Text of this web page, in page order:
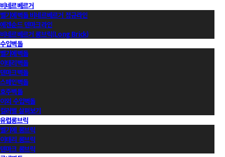
비네르베르거
벨기에벽돌 비네르베르거 정규라인
에겐순드 덴마크라인
비네르베르거 롱브릭(Long Brick)
수입벽돌
벨기에벽돌
이태리벽돌
덴마크벽돌
스페인벽돌
호주벽돌
이외 수입벽돌
컬러별 살펴보기
유럽롱브릭
벨기에 롱브릭
이태리 롱브릭
덴마크 롱브릭